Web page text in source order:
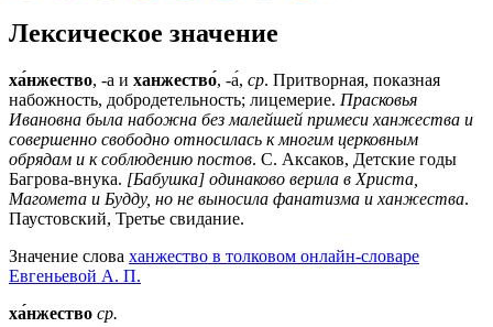
Лексическое значение
ха́нжество, -а и ханжество́, -а́, ср. Притворная, показная
набожность, добродетельность; лицемерие. Прасковья
Ивановна была набожна без малейшей примеси ханжества и
совершенно свободно относилась к многим церковным
обрядам и к соблюдению постов. С. Аксаков, Детские годы
Багрова-внука. [Бабушка] одинаково верила в Христа,
Магомета и Будду, но не выносила фанатизма и ханжества.
Паустовский, Третье свидание.
Значение слова ханжество в толковом онлайн-словаре
Евгеньевой А. П.
ха́нжество ср.